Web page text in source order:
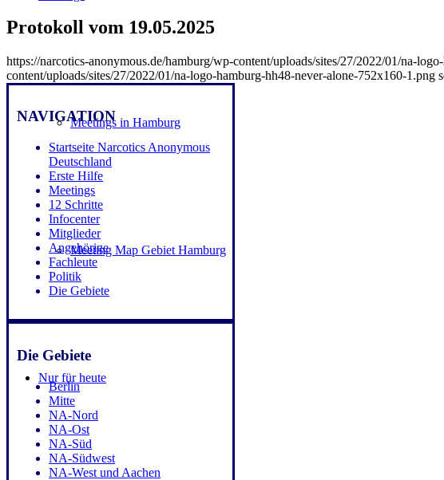
Meetings in Hamburg
Meeting Map Gebiet Hamburg
Nur für heute
Protokoll vom 19.05.2025
https://narcotics-anonymous.de/hamburg/wp-content/uploads/sites/27/2022/01/na-
content/uploads/sites/27/2022/01/na-logo-hamburg-hh48-never-alone-752x160-1.png
NAVIGATION
Startseite Narcotics Anonymous
Deutschland
Erste Hilfe
Meetings
12 Schritte
Infocenter
Mitglieder
Angehörige
Fachleute
Politik
Die Gebiete
Die Gebiete
Berlin
Mitte
NA-Nord
NA-Ost
NA-Süd
NA-Südwest
NA-West und Aachen